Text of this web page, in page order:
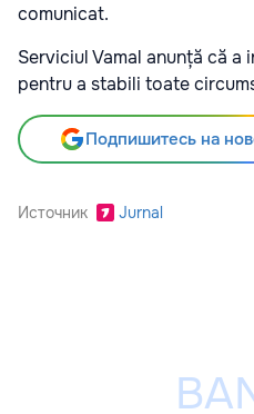
comunicat.
Serviciul Vamal anunță că
pentru a stabili toate
Подпишитесь на
Источник Jurnal